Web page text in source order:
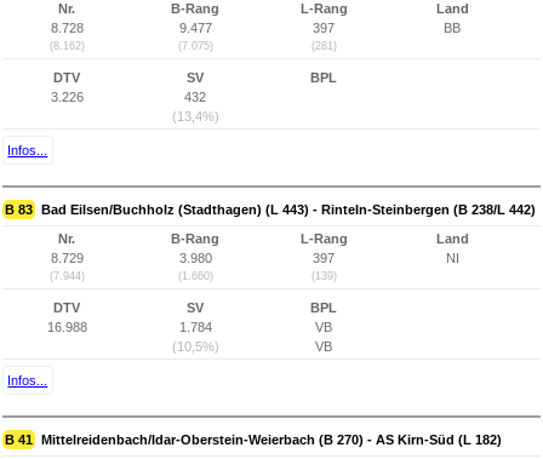
Nr.
8.728
(8.162)
B-Rang
9.477
(7.075)
L-Rang
397
(281)
Land
BB
DTV
3.226
SV
432
(13,4%)
BPL
Infos...
B 83 Bad Eilsen/Buchholz (Stadthagen) (L 443) - Rinteln-Steinbergen (B 238/L 442)
Nr.
8.729
(7.944)
B-Rang
3.980
(1.660)
L-Rang
397
(139)
Land
NI
DTV
16.988
SV
1.784
(10,5%)
BPL
VB
VB
Infos...
B 41 Mittelreidenbach/Idar-Oberstein-Weierbach (B 270) - AS Kirn-Süd (L 182)